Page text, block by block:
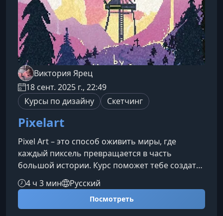
Виктория Ярец
18 сент. 2025 г., 22:49
Курсы по дизайну
Скетчинг
Pixelart
Pixel Art – это способ оживить миры, где
каждый пиксель превращается в часть
большой истории. Курс поможет тебе создать
атмосферу ретро-игр, яркие персонажи и
уникальные иллюстрации, даже если ты
впервые открываешь графическое
4 ч 3 мин Русский
Посмотреть